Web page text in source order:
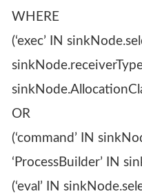
WHERE
(‘exec’ IN
OR
(‘command’ IN
‘ProcessBuilder’ IN
(‘eval’ IN